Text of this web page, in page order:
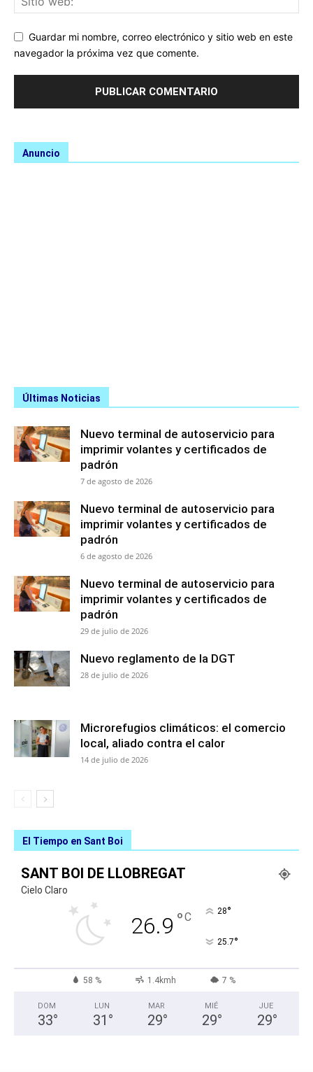
Guardar mi nombre, correo electrónico y sitio web en este
navegador la próxima vez que comente.
Anuncio
Últimas Noticias
Nuevo terminal de autoservicio para
imprimir volantes y certificados de
padrón
7 de agosto de 2026
Nuevo terminal de autoservicio para
imprimir volantes y certificados de
padrón
6 de agosto de 2026
Nuevo terminal de autoservicio para
imprimir volantes y certificados de
padrón
29 de julio de 2026
Nuevo reglamento de la DGT
28 de julio de 2026
Microrefugios climáticos: el comercio
local, aliado contra el calor
14 de julio de 2026
El Tiempo en Sant Boi
SANT BOI DE LLOBREGAT
Cielo Claro
26.9 °C 28°
25.7°
58 % 1.4kmh 7 %
DOM
33°
LUN
31 °
MAR
29°
MIÉ
29°
JUE
29°